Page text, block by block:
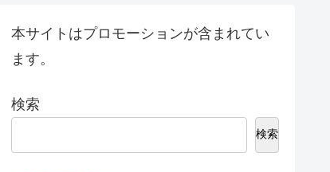
本サイトはプロモーションが含まれてい
ます。
検索
検索